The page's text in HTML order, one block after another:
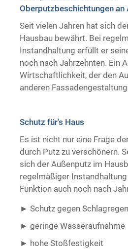
Oberputzbeschichtungen an
Seit vielen Jahren hat sich
Hausbau bewährt. Bei
Instandhaltung erfüllt er
noch nach Jahrzehnten. Ein
Wirtschaftlichkeit, der den
anderen
Schutz für's Haus
Es ist nicht nur eine Frage
durch Putz zu verschönern.
sich der Außenputz im
regelmäßiger
Funktion auch noch nach
Schutz gegen Schlagregen
geringe Wasseraufnahme
hohe Stoßfestigkeit